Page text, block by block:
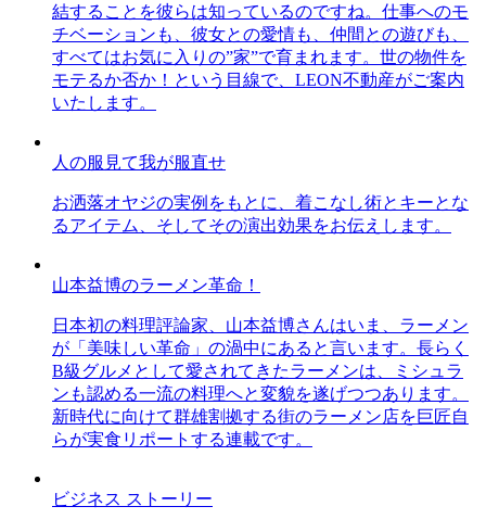
結することを彼らは知っているのですね。仕事へのモ
チベーションも、彼女との愛情も、仲間との遊びも、
すべてはお気に入りの”家”で育まれます。世の物件を
モテるか否か！という目線で、LEON不動産がご案内
いたします。
人の服見て我が服直せ
お洒落オヤジの実例をもとに、着こなし術とキーとな
るアイテム、そしてその演出効果をお伝えします。
山本益博のラーメン革命！
日本初の料理評論家、山本益博さんはいま、ラーメン
が「美味しい革命」の渦中にあると言います。長らく
B級グルメとして愛されてきたラーメンは、ミシュラ
ンも認める一流の料理へと変貌を遂げつつあります。
新時代に向けて群雄割拠する街のラーメン店を巨匠自
らが実食リポートする連載です。
ビジネス ストーリー